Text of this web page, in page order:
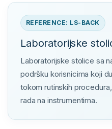
REFERENCE: LS-BACK
Laboratorijske
Laboratorijske stolice sa
podršku korisnicima koji
tokom rutinskih
rada na instrumentima.